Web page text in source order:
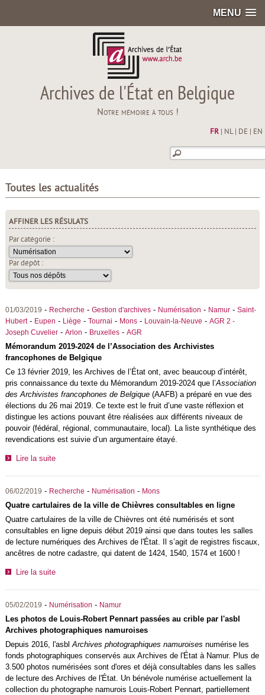
MENU
Archives de l'État en Belgique
Notre mémoire à tous !
FR| NL| DE EN
Toutes les actualités
AFFINER LES RÉSULATS
Par catégorie :
Par dépôt :
01/03/2019 - Recherche - Gestion d'archives- Numérisation - Namur- Saint-
Hubert- Eupen - Liège - Tournai - Mons- Louvain-la-Neuve - AGR 2 -
Joseph Cuvelier- Arlon - Bruxelles- AGR
Mémorandum 2019-2024 de l’Association des Archivistes
francophones de Belgique
Ce 13 février 2019, les Archives de l’État ont, avec beaucoup d’intérêt,
pris connaissance du texte du Mémorandum 2019-2024 que l’Association
des Archivistes francophones de Belgique(AAFB) a préparé en vue des
élections du 26 mai 2019. Ce texte est le fruit d’une vaste réflexion et
distingue les actions pouvant être réalisées aux différents niveaux de
pouvoir (fédéral, régional, communautaire, local). La liste synthétique des
revendications est suivie d’un argumentaire étayé.
Lire la suite
06/02/2019 - Recherche - Numérisation - Mons
Quatre cartulaires de la ville de Chièvres consultables en ligne
Quatre cartulaires de la ville de Chièvres ont été numérisés et sont
consultables en ligne depuis début 2019 ainsi que dans toutes les salles
de lecture numériques des Archives de l'État. Il s’agit de registres fiscaux,
ancêtres de notre cadastre, qui datent de 1424, 1540, 1574 et 1600 !
Lire la suite
05/02/2019 - Numérisation - Namur
Les photos de Louis-Robert Pennart passées au crible par l'asbl
Archives photographiques namuroises
Depuis 2016, l'asbl Archives photographiques namuroises numérise les
fonds photographiques conservés aux Archives de l'État à Namur. Plus de
3.500 photos numérisées sont d'ores et déjà consultables dans les salles
de lecture des Archives de l'État. Un bénévole numérise actuellement la
collection du photographe namurois Louis-Robert Pennart, partiellement